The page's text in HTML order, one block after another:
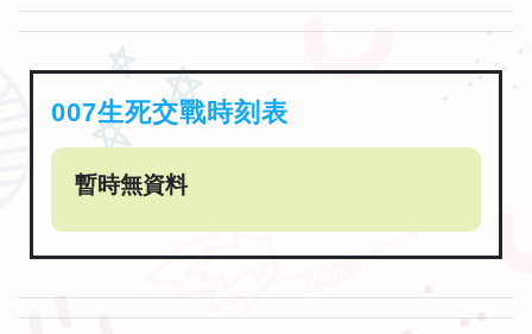
007生死交戰時刻表
暫時無資料